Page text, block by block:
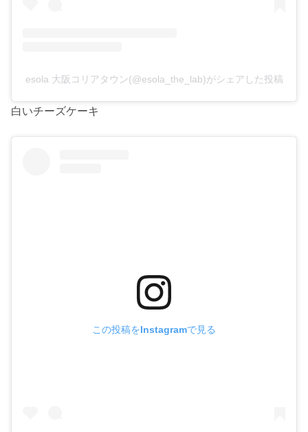
esola 大阪コリアタウン(@esola_the_lab)がシェアした投稿
白いチーズケーキ
この投稿をInstagramで見る